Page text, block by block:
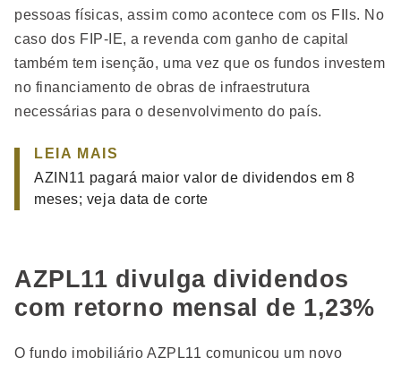
pessoas físicas, assim como acontece com os FIIs. No
caso dos FIP-IE, a revenda com ganho de capital
também tem isenção, uma vez que os fundos investem
no financiamento de obras de infraestrutura
necessárias para o desenvolvimento do país.
LEIA MAIS
AZIN11 pagará maior valor de dividendos em 8
meses; veja data de corte
AZPL11 divulga dividendos
com retorno mensal de 1,23%
O fundo imobiliário AZPL11 comunicou um novo